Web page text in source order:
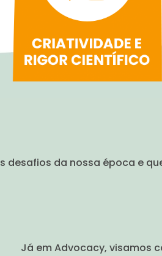
desafios da nossa época e
Já em Advocacy, visamos